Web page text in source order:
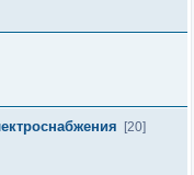
[20]